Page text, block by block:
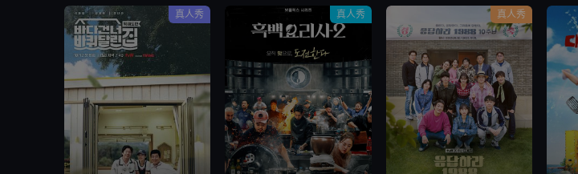
真人秀 真人秀 真人秀